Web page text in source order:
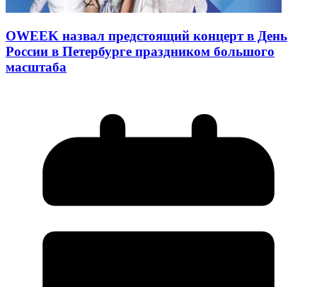
OWEEK назвал предстоящий концерт в День
России в Петербурге праздником большого
масштаба